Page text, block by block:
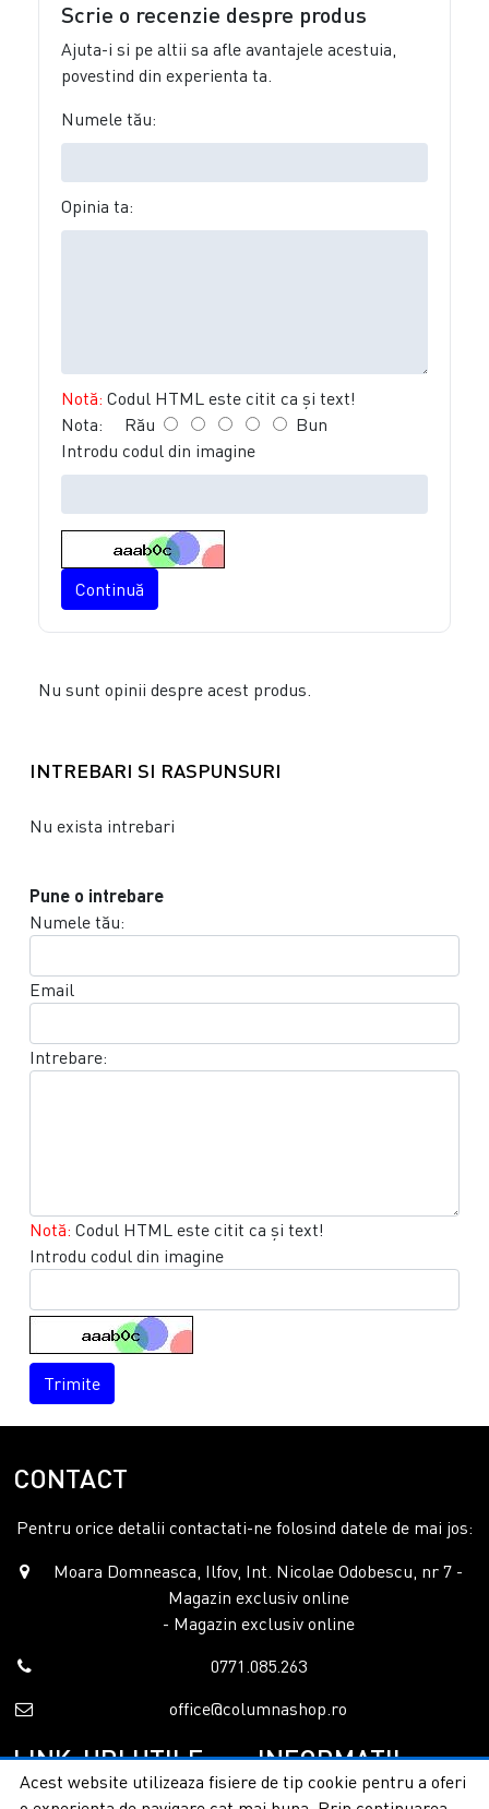
Scrie o recenzie despre produs
Ajuta-i si pe altii sa afle avantajele acestuia,
povestind din experienta ta.
Numele tău:
Opinia ta:
Notă: Codul HTML este citit ca şi text!
Nota: Rău
Bun
Introdu codul din imagine
Continuă
Nu sunt opinii despre acest produs.
INTREBARI SI RASPUNSURI
Nu exista intrebari
Pune o intrebare
Numele tău:
Email
Intrebare:
Notă: Codul HTML este citit ca şi text!
Introdu codul din imagine
Trimite
CONTACT
Pentru orice detalii contactati-ne folosind datele de mai jos:
Moara Domneasca, Ilfov, Int. Nicolae Odobescu, nr 7 -
Magazin exclusiv online
- Magazin exclusiv online
0771.085.263
office@columnashop.ro
LINK-URI UTILE INFORMATII
Acest website utilizeaza fisiere de tip cookie pentru a oferi